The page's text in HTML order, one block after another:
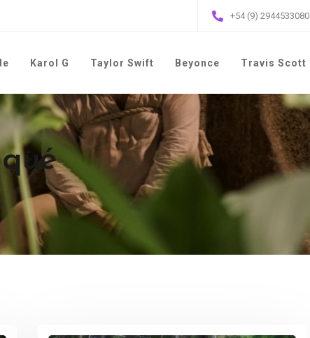
+54 (9) 2944533080
Karol G Taylor Swift Beyonce Travis Scott